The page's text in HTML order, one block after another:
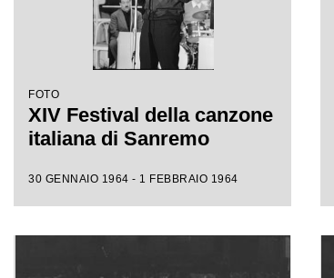
FOTO
XIV Festival della canzone
italiana di Sanremo
30 GENNAIO 1964 - 1 FEBBRAIO 1964